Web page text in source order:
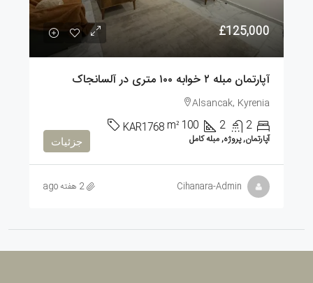
£125,000
آپارتمان مبله ۲ خوابه ۱۰۰ متری در آلسانجاک
Alsancak, Kyrenia
2
2
100
m²
KAR1768
آپارتمان, پروژه, مبله کامل جزئیات
Cihanara-Admin 2 هفته ago